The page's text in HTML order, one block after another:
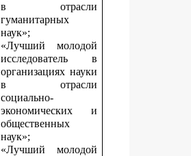
в отрасли
гуманитарных
наук»;
«Лучший молодой
исследователь в
организациях науки
в отрасли
социально-
экономических и
общественных
наук»;
«Лучший молодой